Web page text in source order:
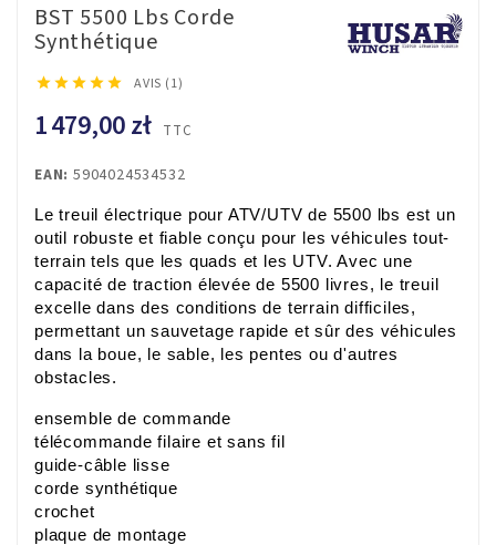
BST 5500 Lbs Corde
Synthétique
     AVIS (1)
1 479,00 zł TTC
EAN: 5904024534532
Le treuil électrique pour ATV/UTV de 5500 lbs est un
outil robuste et fiable conçu pour les véhicules tout-
terrain tels que les quads et les UTV. Avec une
capacité de traction élevée de 5500 livres, le treuil
excelle dans des conditions de terrain difficiles,
permettant un sauvetage rapide et sûr des véhicules
dans la boue, le sable, les pentes ou d'autres
obstacles.
ensemble de commande
télécommande filaire et sans fil
guide-câble lisse
corde synthétique
crochet
plaque de montage